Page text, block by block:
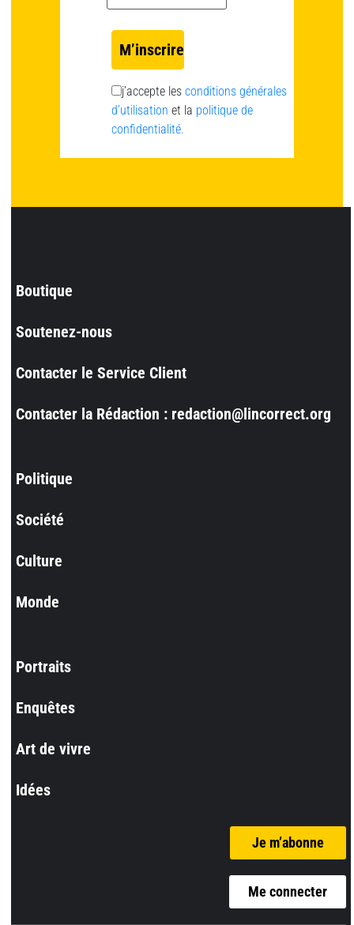
j’accepte les conditions générales
d’utilisation et la politique de
confidentialité.
Boutique
Soutenez-nous
Contacter le Service Client
Contacter la Rédaction : redaction@lincorrect.org
Politique
Société
Culture
Monde
Portraits
Enquêtes
Art de vivre
Idées
Je m’abonne
Me connecter